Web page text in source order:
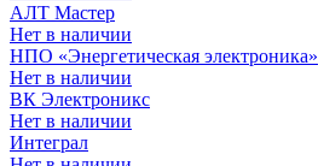
АЛТ Мастер
Нет в наличии
НПО «Энергетическая электроника»
Нет в наличии
ВК Электроникс
Нет в наличии
Интеграл